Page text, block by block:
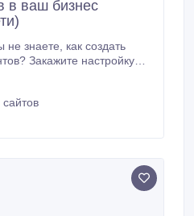
в ваш бизнес
бизнес! Реклама в РСЯ: -
любой другой рекламы;
в покупке клиентов; -